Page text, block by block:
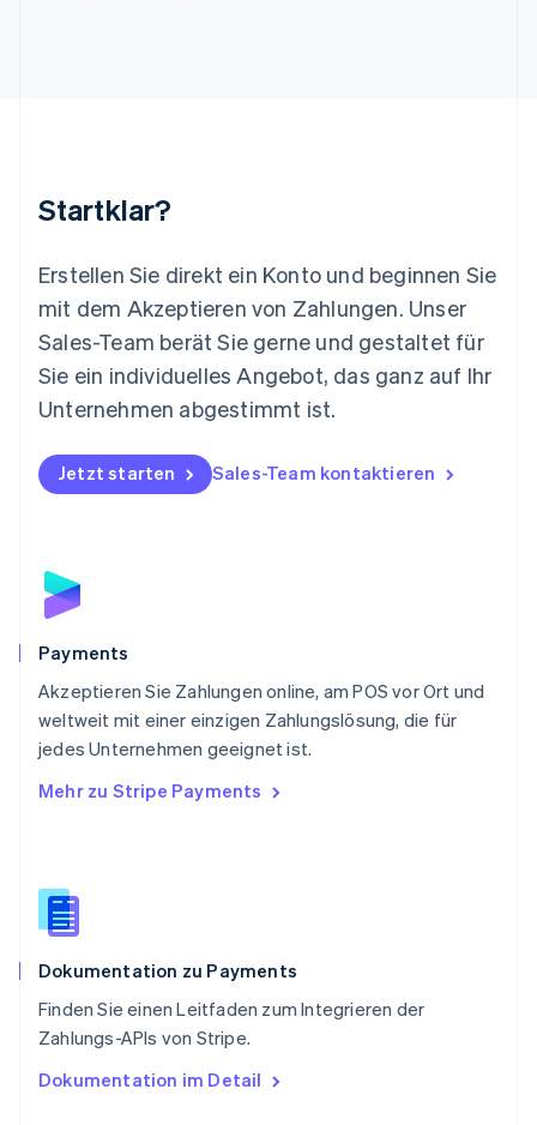
Startklar?
Erstellen Sie direkt ein Konto und beginnen Sie
mit dem Akzeptieren von Zahlungen. Unser
Sales-Team berät Sie gerne und gestaltet für
Sie ein individuelles Angebot, das ganz auf Ihr
Unternehmen abgestimmt ist.
Jetzt starten Sales-Team kontaktieren
Payments
Akzeptieren Sie Zahlungen online, am POS vor Ort und
weltweit mit einer einzigen Zahlungslösung, die für
jedes Unternehmen geeignet ist.
Mehr zu Stripe Payments
Dokumentation zu Payments
Finden Sie einen Leitfaden zum Integrieren der
Zahlungs-APIs von Stripe.
Dokumentation im Detail
Mexiko
English
Niederlande
Nederlands English
Norwegen
English
Österreich
Polen
English
Portugal
Schweden
Schweiz
Singapur
English简体中文
Slowakei
Slowenien
English
Spanien
Thailand
Tschechische Republik
English
English